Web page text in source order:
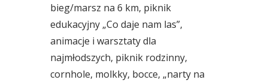
bieg/marsz na 6 km, piknik
edukacyjny „Co daje nam las”,
animacje i warsztaty dla
najmłodszych, piknik rodzinny,
cornhole, molkky, bocce, „narty na